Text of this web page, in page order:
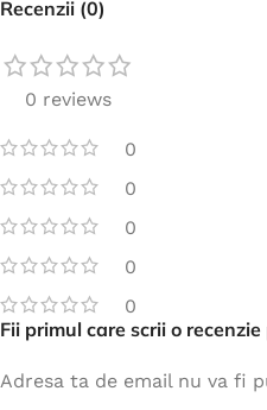
Recenzii (0)
0 reviews
0
0
0
0
0
Fii primul care scrii o
Adresa ta de email nu va fi